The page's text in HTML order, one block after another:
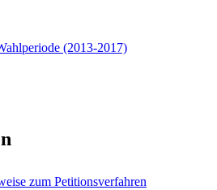
(2013-2017)
zum Petitionsverfahren